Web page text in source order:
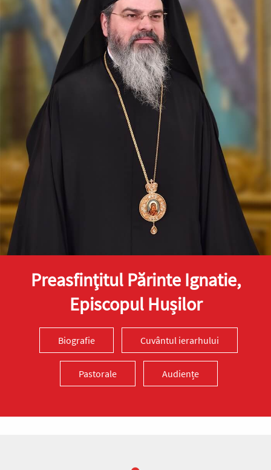
Preasfinţitul Părinte Ignatie,
Episcopul Hușilor
Biografie Cuvântul ierarhului
Pastorale Audiențe